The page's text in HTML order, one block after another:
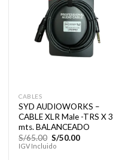
CABLES
SYD AUDIOWORKS –
CABLE XLR Male -TRS X 3
mts. BALANCEADO
S/65.00 El
precio
S/50.00El
IGV Incluido